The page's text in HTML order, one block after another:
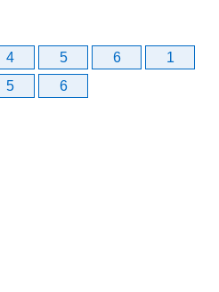
4 5 6
1
5 6